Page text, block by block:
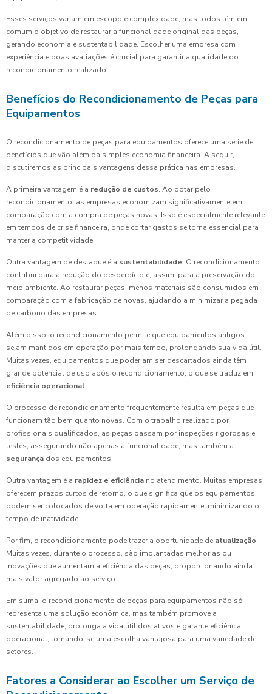
Esses serviços variam em escopo e complexidade, mas todos têm em
comum o objetivo de restaurar a funcionalidade original das peças,
gerando economia e sustentabilidade. Escolher uma empresa com
experiência e boas avaliações é crucial para garantir a qualidade do
recondicionamento realizado.
Benefícios do Recondicionamento de Peças para
Equipamentos
O recondicionamento de peças para equipamentos oferece uma série de
benefícios que vão além da simples economia financeira. A seguir,
discutiremos as principais vantagens dessa prática nas empresas.
A primeira vantagem é a redução de custos. Ao optar pelo
recondicionamento, as empresas economizam significativamente em
comparação com a compra de peças novas. Isso é especialmente relevante
em tempos de crise financeira, onde cortar gastos se torna essencial para
manter a competitividade.
Outra vantagem de destaque é a sustentabilidade. O recondicionamento
contribui para a redução do desperdício e, assim, para a preservação do
meio ambiente. Ao restaurar peças, menos materiais são consumidos em
comparação com a fabricação de novas, ajudando a minimizar a pegada
de carbono das empresas.
Além disso, o recondicionamento permite que equipamentos antigos
sejam mantidos em operação por mais tempo, prolongando sua vida útil.
Muitas vezes, equipamentos que poderiam ser descartados ainda têm
grande potencial de uso após o recondicionamento, o que se traduz em
eficiência operacional.
O processo de recondicionamento frequentemente resulta em peças que
funcionam tão bem quanto novas. Com o trabalho realizado por
profissionais qualificados, as peças passam por inspeções rigorosas e
testes, assegurando não apenas a funcionalidade, mas também a
segurança dos equipamentos.
Outra vantagem é a rapidez e eficiência no atendimento. Muitas empresas
oferecem prazos curtos de retorno, o que significa que os equipamentos
podem ser colocados de volta em operação rapidamente, minimizando o
tempo de inatividade.
Por fim, o recondicionamento pode trazer a oportunidade de atualização.
Muitas vezes, durante o processo, são implantadas melhorias ou
inovações que aumentam a eficiência das peças, proporcionando ainda
mais valor agregado ao serviço.
Em suma, o recondicionamento de peças para equipamentos não só
representa uma solução econômica, mas também promove a
sustentabilidade, prolonga a vida útil dos ativos e garante eficiência
operacional, tornando-se uma escolha vantajosa para uma variedade de
setores.
Fatores a Considerar ao Escolher um Serviço de